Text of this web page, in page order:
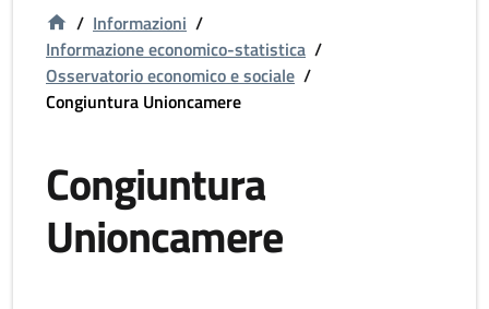
/ Informazioni /
Informazione economico-statistica /
Osservatorio economico e sociale /
Congiuntura Unioncamere
Congiuntura
Unioncamere